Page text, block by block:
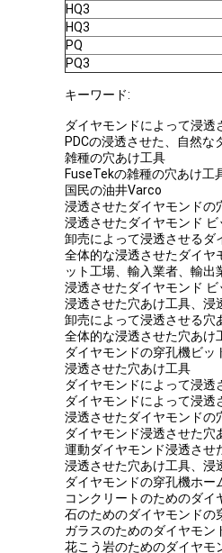
HQ3
HQ3
PQ
PQ3
キーワード:
ダイヤモンドによって浸透
PDCの浸透させた、自然
雑種の穴あけ工具
FuseTekの雑種の穴あけ工
国民の油井Varco
浸透させたダイヤモンドの
浸透させたダイヤモンド
卸売によって浸透させるダ
全体的な浸透させたダイヤ
ット工場、輸入業者、輸出
浸透させたダイヤモンド ビ
浸透させた穴あけ工具、浸
卸売によって浸透させる穴
全体的な浸透させた穴あけ
ダイヤモンドの穿孔機ビッ
浸透させた穴あけ工具
ダイヤモンドによって浸透
ダイヤモンドによって浸透
浸透させたダイヤモンドの
ダイヤモンド浸透させた穴
運動ダイヤモンド浸透させ
浸透させた穴あけ工具、浸
ダイヤモンドの穿孔機ホー
コンクリートのためのダイ
石のためのダイヤモンドの
ガラスのためのダイヤモン
花こう岩のためのダイヤモ